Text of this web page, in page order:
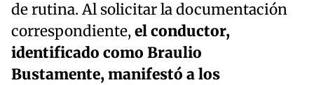
de rutina. Al solicitar la documentación
correspondiente,el conductor,
identificado como Braulio
Bustamente, manifestó a los